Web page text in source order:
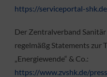
https://serviceportal-
Der Zentralverband
regelmäßg Statements zur
„Energiewende“ & Co.:
https://www.zvshk.de/